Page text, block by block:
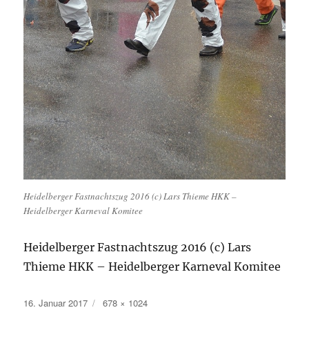
Heidelberger Fastnachtszug 2016 (c) Lars Thieme HKK –
Heidelberger Karneval Komitee
Heidelberger Fastnachtszug 2016 (c) Lars
Thieme HKK – Heidelberger Karneval Komitee
Veröffentlicht
16. Januar 2017 Originalgröße
678 × 1024